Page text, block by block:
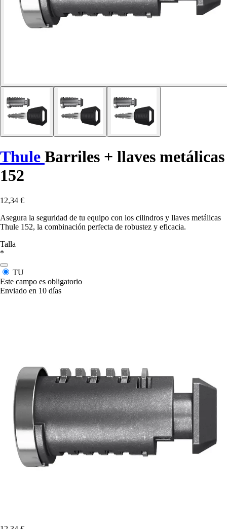
Thule Barriles + llaves metálicas
152
12,34 €
Asegura la seguridad de tu equipo con los cilindros y llaves metálicas
Thule 152, la combinación perfecta de robustez y eficacia.
Talla
*
TU
Este campo es obligatorio
Enviado en 10 días